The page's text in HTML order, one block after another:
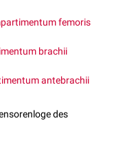
femoris
brachii
antebrachii
des